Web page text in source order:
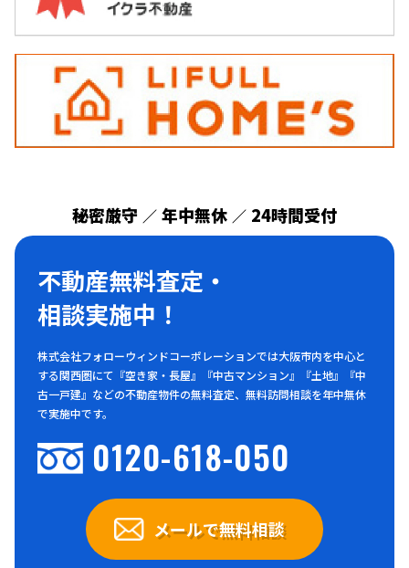
秘密厳守 ／ 年中無休 ／ 24時間受付
不動産無料査定・
相談実施中！
株式会社フォローウィンドコーポレーションでは大阪市内を中心と
する関西圏にて『空き家・長屋』『中古マンション』『土地』『中
古一戸建』などの不動産物件の無料査定、無料訪問相談を年中無休
で実施中です。
0120-618-050
メールで無料相談